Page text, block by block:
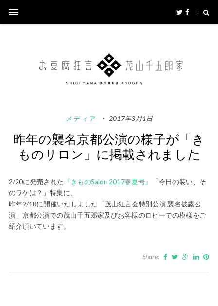
メディア 2017年3月1日
昨年の襲名京都公演の様子が「き
ものサロン」に掲載されました
2/20に発売された 『きものSalon 2017春夏号』
「今日の装い、そ
のワケは？」特集に、
昨年9/18に開催いたしました「茂山狂言会特別公演 襲名披露公
演」京都公演での茂山千五郎家及びお客様のロビーでの模様をご
紹介頂いています。
Share: